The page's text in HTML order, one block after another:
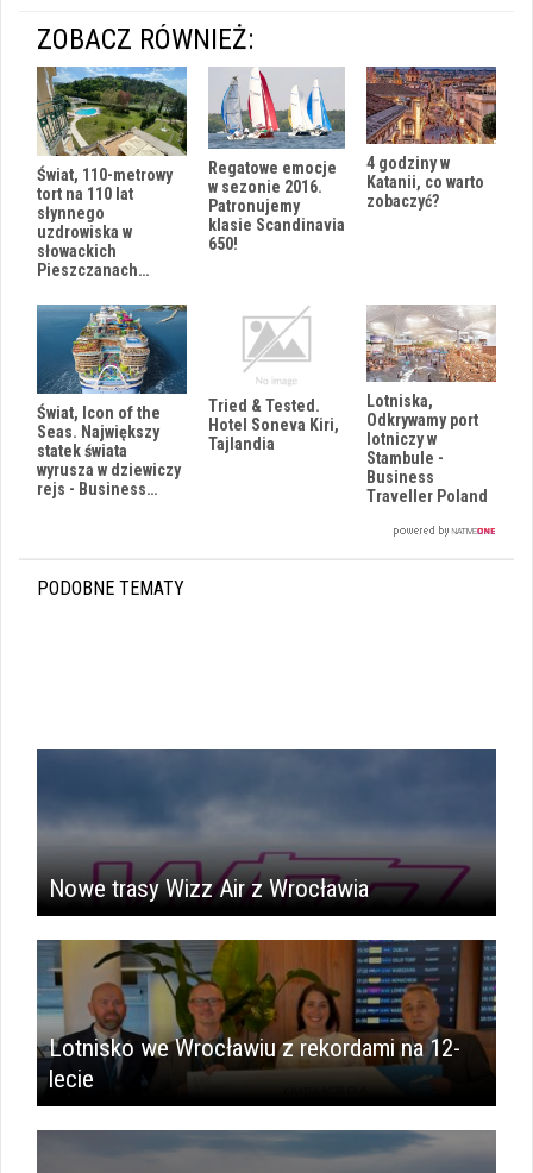
ZOBACZ RÓWNIEŻ:
Świat, 110-metrowy
tort na 110 lat
słynnego
uzdrowiska w
słowackich
Pieszczanach…
Regatowe emocje
w sezonie 2016.
Patronujemy
klasie Scandinavia
650!
4 godziny w
Katanii, co warto
zobaczyć?
Świat, Icon of the
Seas. Największy
statek świata
wyrusza w dziewiczy
rejs - Business…
Tried & Tested.
Hotel Soneva Kiri,
Tajlandia
Lotniska,
Odkrywamy port
lotniczy w
Stambule -
Business
Traveller Poland
PODOBNE TEMATY
Nowe trasy Wizz Air z Wrocławia
Lotnisko we Wrocławiu z rekordami na 12-
lecie